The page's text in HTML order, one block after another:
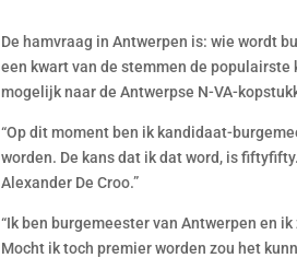
De hamvraag in Antwerpen is: wie wordt
een kwart van de stemmen de
mogelijk naar de Antwerpse N-VA-
“Op dit moment ben ik kandidaat-
worden. De kans dat ik dat word, is
Alexander De Croo.”
“Ik ben burgemeester van Antwerpen en
Mocht ik toch premier worden zou het